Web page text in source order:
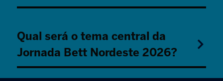
Qual será o tema central da
Jornada Bett Nordeste 2026?